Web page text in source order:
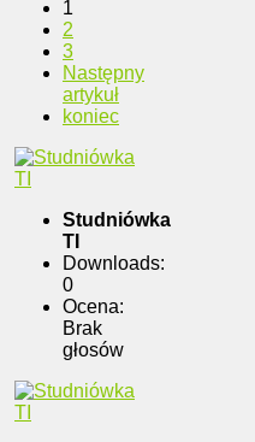
1
2
3
Następny
artykuł
koniec
Studniówka
TI
Downloads:
0
Ocena:
Brak
głosów